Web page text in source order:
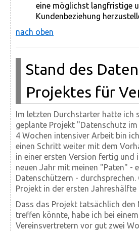
eine möglichst langfristige
Kundenbeziehung
nach oben
Stand des
Projektes für
Im letzten Durchstarter hatte ich
geplante Projekt "Datenschutz
4 Wochen intensiver Arbeit bin
einen Schritt weiter mit dem
in einer ersten Version fertig und
neuen Jahr mit meinen "Paten" -
Datenschützern -
Projekt in der ersten Jahreshälfte
Dass das Projekt tatsächlich den
treffen könnte, habe ich bei
Vereinsvertretern vor gut zwei